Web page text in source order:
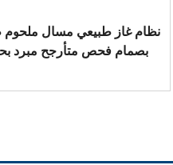
نظام غاز طبيعي مسال ملحوم
بصمام فحص متأرجح مبرد